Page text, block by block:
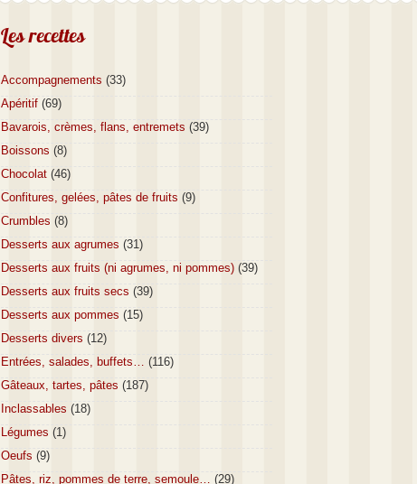
Les recettes
Accompagnements (33)
Apéritif (69)
Bavarois, crèmes, flans, entremets (39)
Boissons (8)
Chocolat (46)
Confitures, gelées, pâtes de fruits (9)
Crumbles (8)
Desserts aux agrumes (31)
Desserts aux fruits (ni agrumes, ni pommes) (39)
Desserts aux fruits secs (39)
Desserts aux pommes (15)
Desserts divers (12)
Entrées, salades, buffets… (116)
Gâteaux, tartes, pâtes (187)
Inclassables (18)
Légumes (1)
Oeufs (9)
Pâtes, riz, pommes de terre, semoule… (29)